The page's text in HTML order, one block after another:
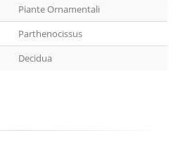
Piante Ornamentali
Parthenocissus
Decidua